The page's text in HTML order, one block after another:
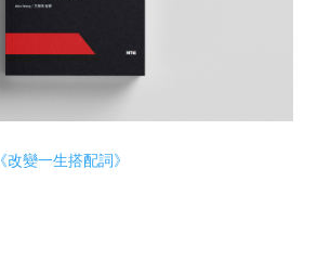
《改變一生搭配詞》